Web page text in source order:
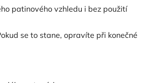
patinového vzhledu i bez použití
se to stane, opravíte při konečné